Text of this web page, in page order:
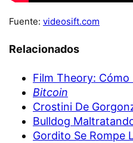
Fuente: videosift.com
Relacionados
Film Theory:
Bitcoin
Crostini De
Bulldog
Gordito Se Rompe